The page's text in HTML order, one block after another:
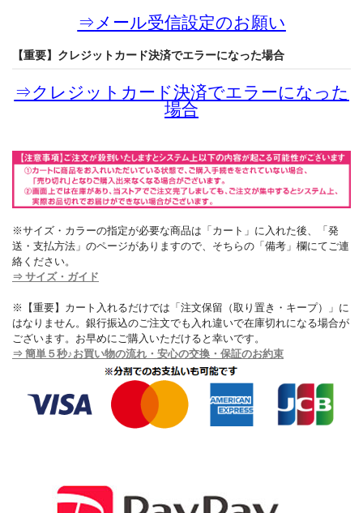
⇒メール受信設定のお願い
【重要】クレジットカード決済でエラーになった場合
⇒クレジットカード決済でエラーになった
場合
※サイズ・カラーの指定が必要な商品は「カート」に入れた後、「発
送・支払方法」のページがありますので、そちらの「備考」欄にてご連
絡ください。
⇒ サイズ・ガイド
※【重要】カート入れるだけでは「注文保留（取り置き・キープ）」に
はなりません。銀行振込のご注文でも入れ違いで在庫切れになる場合が
ございます。お早めにご購入いただけると幸いです。
⇒ 簡単５秒♪お買い物の流れ・安心の交換・保証のお約束